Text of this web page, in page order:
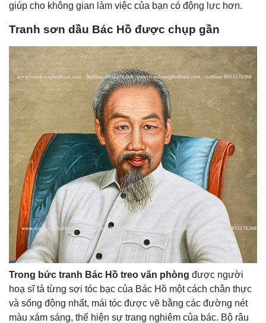
giúp cho không gian làm việc của bạn có động lực hơn.
Tranh sơn dầu Bác Hồ được chụp gần
Trong bức tranh Bác Hồ treo văn phòng được người
hoạ sĩ tả từng sợi tóc bạc của Bác Hồ một cách chân thực
và sống động nhất, mái tóc được vẽ bằng các đường nét
màu xám sáng, thể hiện sự trang nghiêm của bác. Bộ râu